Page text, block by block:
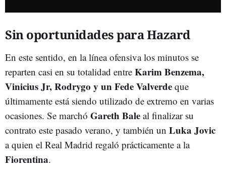
Sin oportunidades para Hazard
En este sentido, en la línea ofensiva los minutos se
reparten casi en su totalidad entre Karim Benzema,
Vinicius Jr, Rodrygo y un Fede Valverde que
últimamente está siendo utilizado de extremo en varias
ocasiones. Se marchó Gareth Bale al finalizar su
contrato este pasado verano, y también un Luka Jovic
a quien el Real Madrid regaló prácticamente a la
Fiorentina.